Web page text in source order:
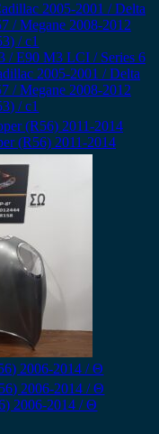
/ E90 M3 LCI / Series 6
2005-2001 / Delta
/ Megane 2008-2012
/ c1
(R56) 2011-2014
2006-2014 / Θ
2006-2014 / Θ